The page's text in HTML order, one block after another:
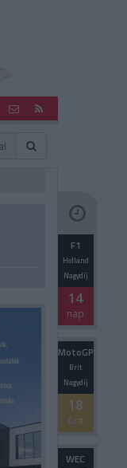
F1
Holland
Nagydíj
14
nap
MotoGP
Brit
Nagydíj
18
óra
WEC